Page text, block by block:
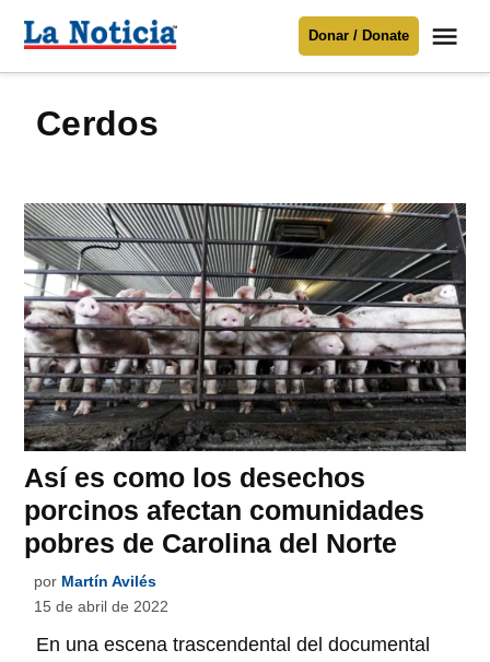
Para mantenerte informado necesitamos
contenido
Noticia
Donar / Donate
cerdos
Así es como los desechos
porcinos afectan comunidades
pobres de Carolina del Norte
por Martín Avilés
15 de abril de 2022
En una escena trascendental del documental